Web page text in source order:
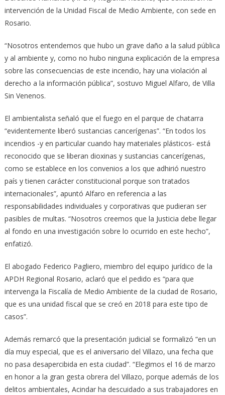
intervención de la Unidad Fiscal de Medio Ambiente, con sede en
Rosario.
“Nosotros entendemos que hubo un grave daño a la salud pública
y al ambiente y, como no hubo ninguna explicación de la empresa
sobre las consecuencias de este incendio, hay una violación al
derecho a la información pública”, sostuvo Miguel Alfaro, de Villa
Sin Venenos.
El ambientalista señaló que el fuego en el parque de chatarra
“evidentemente liberó sustancias cancerígenas”. “En todos los
incendios -y en particular cuando hay materiales plásticos- está
reconocido que se liberan dioxinas y sustancias cancerígenas,
como se establece en los convenios a los que adhirió nuestro
país y tienen carácter constitucional porque son tratados
internacionales”, apuntó Alfaro en referencia a las
responsabilidades individuales y corporativas que pudieran ser
pasibles de multas. “Nosotros creemos que la Justicia debe llegar
al fondo en una investigación sobre lo ocurrido en este hecho”,
enfatizó.
El abogado Federico Pagliero, miembro del equipo jurídico de la
APDH Regional Rosario, aclaró que el pedido es “para que
intervenga la Fiscalía de Medio Ambiente de la ciudad de Rosario,
que es una unidad fiscal que se creó en 2018 para este tipo de
casos”.
Además remarcó que la presentación judicial se formalizó “en un
día muy especial, que es el aniversario del Villazo, una fecha que
no pasa desapercibida en esta ciudad”. “Elegimos el 16 de marzo
en honor a la gran gesta obrera del Villazo, porque además de los
delitos ambientales, Acindar ha descuidado a sus trabajadores en